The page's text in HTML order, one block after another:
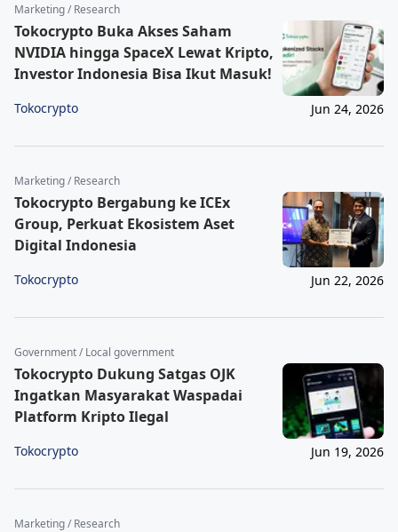
Marketing / Research
Tokocrypto Buka Akses Saham
NVIDIA hingga SpaceX Lewat Kripto,
Investor Indonesia Bisa Ikut Masuk!
Tokocrypto Jun 24, 2026
Marketing / Research
Tokocrypto Bergabung ke ICEx
Group, Perkuat Ekosistem Aset
Digital Indonesia
Tokocrypto Jun 22, 2026
Government / Local government
Tokocrypto Dukung Satgas OJK
Ingatkan Masyarakat Waspadai
Platform Kripto Ilegal
Tokocrypto Jun 19, 2026
Marketing / Research